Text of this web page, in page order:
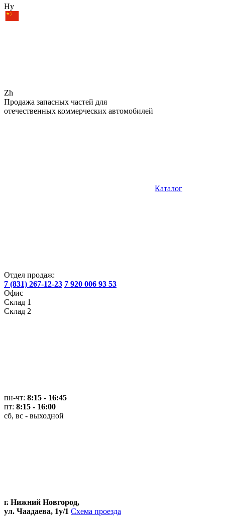
Hy
Zh
Продажа запасных частей для
отечественных коммерческих автомобилей
Каталог
Отдел продаж:
7 (831) 267-12-23 7 920 006 93 53
Офис
Склад 1
Склад 2
пн-чт: 8:15 - 16:45
пт: 8:15 - 16:00
сб, вс - выходной
г. Нижний Новгород,
ул. Чаадаева, 1у/1 Схема проезда